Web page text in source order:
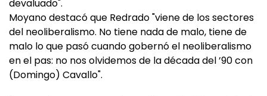
devaluado".
Moyano destacó que Redrado "viene de los sectores
del neoliberalismo. No tiene nada de malo, tiene de
malo lo que pasó cuando gobernó el neoliberalismo
en el pas: no nos olvidemos de la década del ’90 con
(Domingo) Cavallo".